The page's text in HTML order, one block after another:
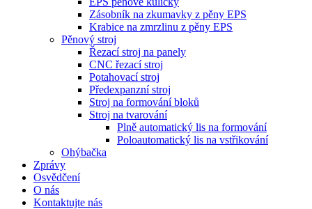
Zásobník na zkumavky z pěny EPS
Krabice na zmrzlinu z pěny EPS
Pěnový stroj
Řezací stroj na panely
CNC řezací stroj
Potahovací stroj
Předexpanzní stroj
Stroj na formování bloků
Stroj na tvarování
Plně automatický lis na formování
Poloautomatický lis na vstřikování
Ohýbačka
Zprávy
Osvědčení
O nás
Kontaktujte nás